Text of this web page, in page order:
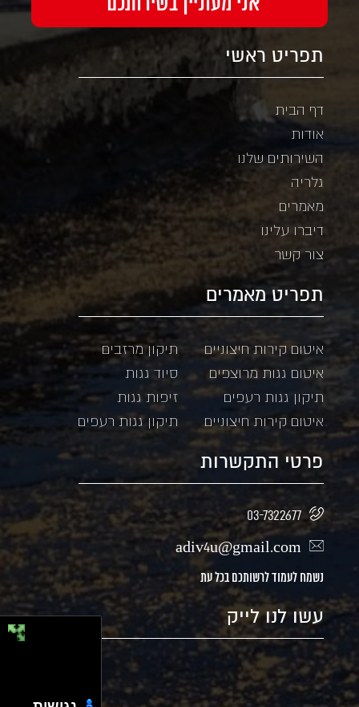
תפריט ראשי
דף הבית
אודות
השירותים שלנו
גלריה
מאמרים
דיברו עלינו
צור קשר
תפריט מאמרים
איטום קירות חיצוניים
תיקון מרזבים
איטום גגות מרוצפים
סיוד גגות
תיקון גגות רעפים
זיפות גגות
איטום קירות חיצוניים
תיקון גגות רעפים
פרטי התקשרות
03-7322677
adiv4u@gmail.com
נשמח לעמוד לרשותכם בכל עת
עשו לנו לייק